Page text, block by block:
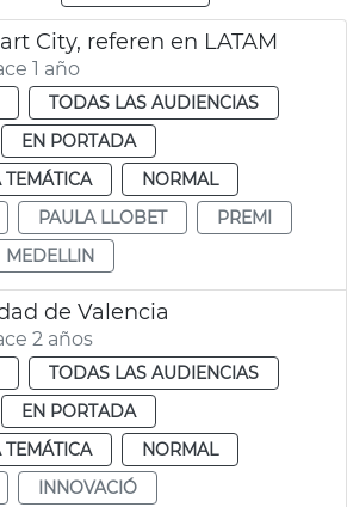
City, referen en LATAM
1 año
TODAS LAS AUDIENCIAS
EN PORTADA
NORMAL
PAULA LLOBET
PREMI
MEDELLIN
de Valencia
2 años
TODAS LAS AUDIENCIAS
EN PORTADA
NORMAL
INNOVACIÓ